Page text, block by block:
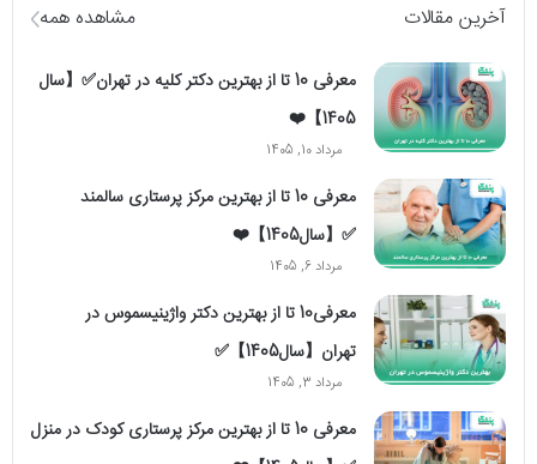
آخرین مقالات مشاهده همه
معرفی 10 تا از بهترین دکتر کلیه در تهران✅【سال
1405】❤️
مرداد 10, 1405
معرفی 10 تا از بهترین مرکز پرستاری سالمند
✅【سال1405】❤️
مرداد 6, 1405
معرفی10 تا از بهترین دکتر واژینیسموس در
تهران【سال1405】✅
مرداد 3, 1405
معرفی 10 تا از بهترین مرکز پرستاری کودک در منزل